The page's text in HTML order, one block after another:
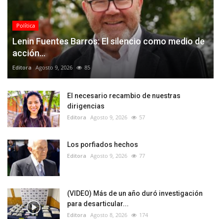
Política
Lenin Fuentes Barros: El silencio como medio de
acción...
Editora Agosto 9, 2026 85
El necesario recambio de nuestras
dirigencias
Editora Agosto 9, 2026 57
Los porfiados hechos
Editora Agosto 9, 2026 77
(VIDEO) Más de un año duró investigación
para desarticular...
Editora Agosto 8, 2026 174